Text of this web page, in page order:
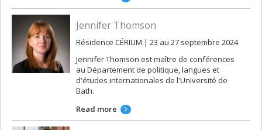
Jennifer Thomson
Résidence CÉRIUM | 23 au 27 septembre 2024
Jennifer Thomson est maître de conférences
au Département de politique, langues et
d'études internationales de l'Université de
Bath.
Read more